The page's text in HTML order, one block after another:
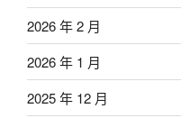
2026 年 2 月
2026 年 1 月
2025 年 12 月